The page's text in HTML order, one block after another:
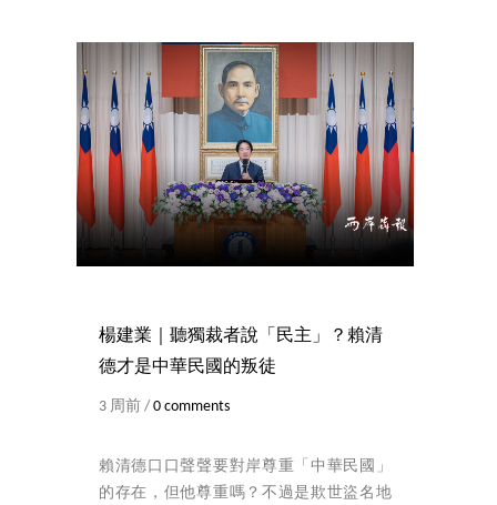
楊建業｜聽獨裁者說「民主」？賴清
德才是中華民國的叛徒
3 周前 / 0 comments
賴清德口口聲聲要對岸尊重「中華民國」
的存在，但他尊重嗎？不過是欺世盜名地